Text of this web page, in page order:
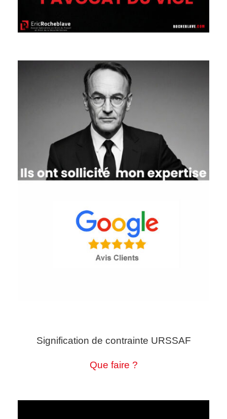
Signification de contrainte URSSAF
Que faire ?